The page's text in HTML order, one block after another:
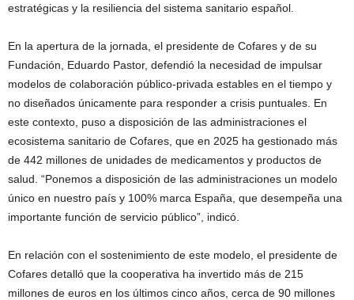
estratégicas y la resiliencia del sistema sanitario español.
En la apertura de la jornada, el presidente de Cofares y de su
Fundación, Eduardo Pastor, defendió la necesidad de impulsar
modelos de colaboración público-privada estables en el tiempo y
no diseñados únicamente para responder a crisis puntuales. En
este contexto, puso a disposición de las administraciones el
ecosistema sanitario de Cofares, que en 2025 ha gestionado más
de 442 millones de unidades de medicamentos y productos de
salud. “Ponemos a disposición de las administraciones un modelo
único en nuestro país y 100% marca España, que desempeña una
importante función de servicio público”, indicó.
En relación con el sostenimiento de este modelo, el presidente de
Cofares detalló que la cooperativa ha invertido más de 215
millones de euros en los últimos cinco años, cerca de 90 millones